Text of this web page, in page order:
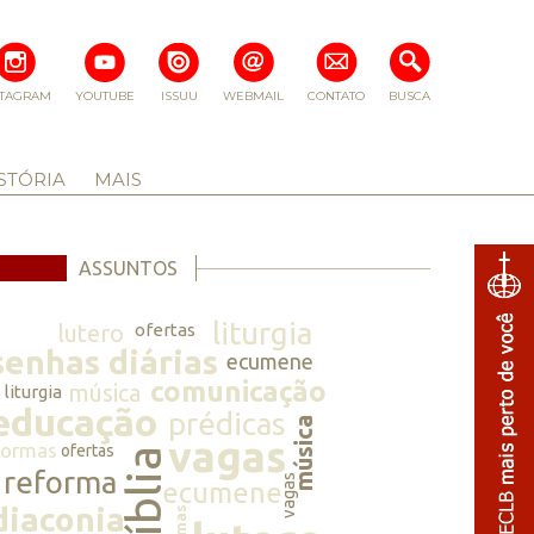
BUSCA
CONTATO
WEBMAIL
ISSUU
YOUTUBE
MAIS
ASSUNTOS
lutero ofertas liturgia
diárias ecumene
liturgia música comunicação
prédicasmúsica
ofertasbíbliavagas
reforma ecumenevagas